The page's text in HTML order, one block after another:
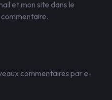
et mon site dans le
commentaires par e-